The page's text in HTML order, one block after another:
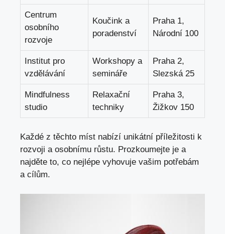
Centrum
osobního
rozvoje
Koučink a
poradenství
Praha 1,
Národní 100
Institut pro
vzdělávání
Workshopy a
semináře
Praha 2,
Slezská 25
Mindfulness
studio
Relaxační
techniky
Praha 3,
Žižkov 150
Každé z těchto míst nabízí unikátní příležitosti k
rozvoji a osobnímu růstu. Prozkoumejte je a
najděte to, co nejlépe vyhovuje vašim potřebám
a cílům.